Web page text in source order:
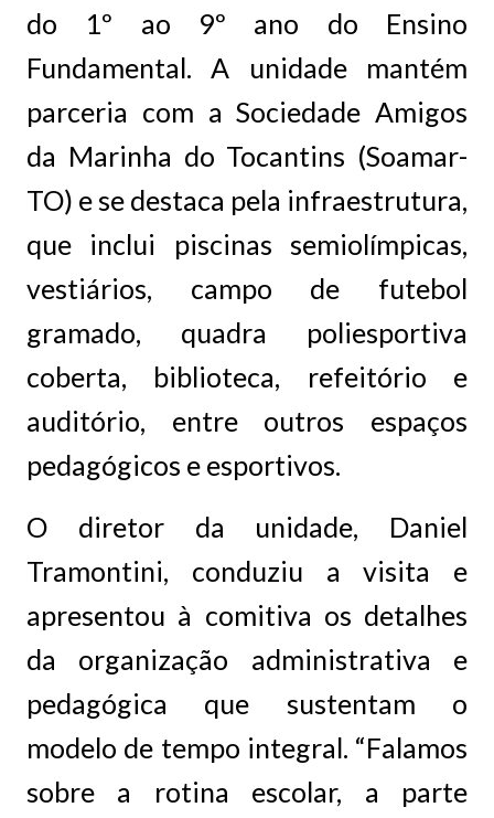
do 1º ao 9º ano do Ensino
Fundamental. A unidade mantém
parceria com a Sociedade Amigos
da Marinha do Tocantins (Soamar-
TO) e se destaca pela infraestrutura,
que inclui piscinas semiolímpicas,
vestiários, campo de futebol
gramado, quadra poliesportiva
coberta, biblioteca, refeitório e
auditório, entre outros espaços
pedagógicos e esportivos.
O diretor da unidade, Daniel
Tramontini, conduziu a visita e
apresentou à comitiva os detalhes
da organização administrativa e
pedagógica que sustentam o
modelo de tempo integral. “Falamos
sobre a rotina escolar, a parte